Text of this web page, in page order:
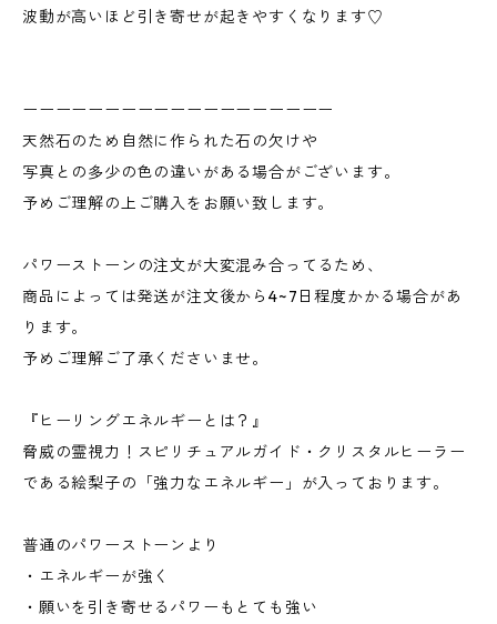
波動が高いほど引き寄せが起きやすくなります♡
ーーーーーーーーーーーーーーーーーーー
天然石のため自然に作られた石の欠けや
写真との多少の色の違いがある場合がございます。
予めご理解の上ご購入をお願い致します。
パワーストーンの注文が大変混み合ってるため、
商品によっては発送が注文後から4~7日程度かかる場合があ
ります。
予めご理解ご了承くださいませ。
『ヒーリングエネルギーとは？』
脅威の霊視力！スピリチュアルガイド・クリスタルヒーラー
である絵梨子の「強力なエネルギー」が入っております。
普通のパワーストーンより
・エネルギーが強く
・願いを引き寄せるパワーもとても強い